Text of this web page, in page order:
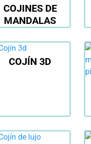
COJINES DE
MANDALAS
COJÍN 3D